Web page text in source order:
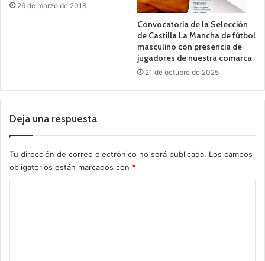
26 de marzo de 2018
Convocatoria de la Selección
de Castilla La Mancha de fútbol
masculino con presencia de
jugadores de nuestra comarca
21 de octubre de 2025
Deja una respuesta
Tu dirección de correo electrónico no será publicada. Los campos
obligatorios están marcados con *